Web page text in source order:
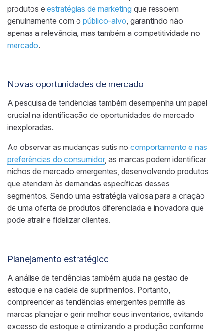
produtos e estratégias de marketing que ressoem
genuinamente com o público-alvo, garantindo não
apenas a relevância, mas também a competitividade no
mercado.
Novas oportunidades de mercado
A pesquisa de tendências também desempenha um papel
crucial na identificação de oportunidades de mercado
inexploradas.
Ao observar as mudanças sutis no comportamento e nas
preferências do consumidor, as marcas podem identificar
nichos de mercado emergentes, desenvolvendo produtos
que atendam às demandas específicas desses
segmentos. Sendo uma estratégia valiosa para a criação
de uma oferta de produtos diferenciada e inovadora que
pode atrair e fidelizar clientes.
Planejamento estratégico
A análise de tendências também ajuda na gestão de
estoque e na cadeia de suprimentos. Portanto,
compreender as tendências emergentes permite às
marcas planejar e gerir melhor seus inventários, evitando
excesso de estoque e otimizando a produção conforme